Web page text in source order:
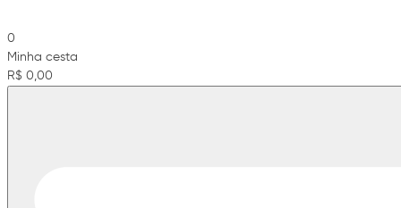
0
Minha cesta
R$ 0,00